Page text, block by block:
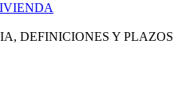
DEFINICIONES Y PLAZOS